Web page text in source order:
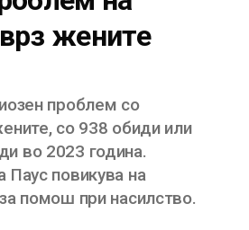
жените
проблем со
со 938 обиди или
во 2023 година.
Паус повикува на
помош при насилство.